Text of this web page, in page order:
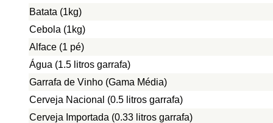
Batata (1kg)
Cebola (1kg)
Alface (1 pé)
Água (1.5 litros garrafa)
Garrafa de Vinho (Gama Média)
Cerveja Nacional (0.5 litros garrafa)
Cerveja Importada (0.33 litros garrafa)